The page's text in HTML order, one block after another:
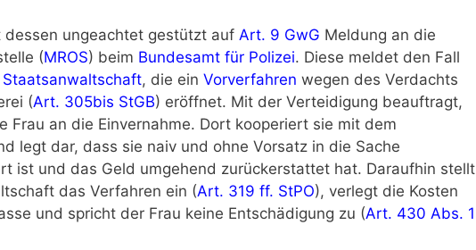
dessen ungeachtet gestützt auf Art. 9 GwG Meldung an die
(MROS) beim Bundesamt für Polizei. Diese meldet den Fall
, die ein Vorverfahren wegen des Verdachts
(Art. 305bis StGB) eröffnet. Mit der Verteidigung beauftragt,
Frau an die Einvernahme. Dort kooperiert sie mit dem
legt dar, dass sie naiv und ohne Vorsatz in die Sache
ist und das Geld umgehend zurückerstattet hat. Daraufhin stellt
das Verfahren ein (Art. 319 ff. StPO), verlegt die Kosten
und spricht der Frau keine Entschädigung zu (Art. 430 Abs. 1